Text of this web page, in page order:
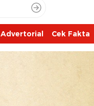
Advertorial Cek Fakta